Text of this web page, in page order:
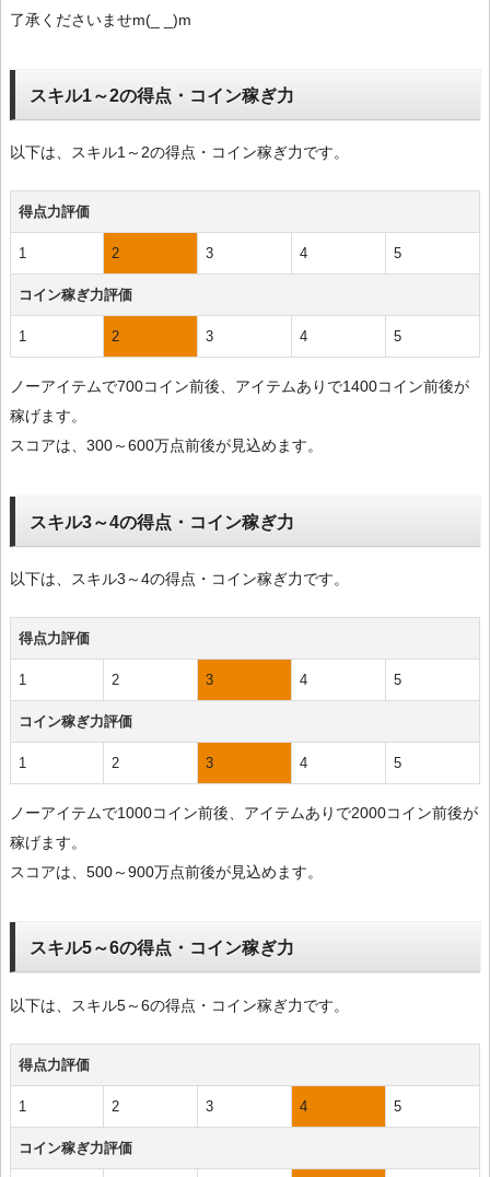
了承くださいませm(_ _)m
スキル1～2の得点・コイン稼ぎ力
以下は、スキル1～2の得点・コイン稼ぎ力です。
得点力評価
1 2 3 4 5
コイン稼ぎ力評価
1 2 3 4 5
ノーアイテムで700コイン前後、アイテムありで1400コイン前後が
稼げます。
スコアは、300～600万点前後が見込めます。
スキル3～4の得点・コイン稼ぎ力
以下は、スキル3～4の得点・コイン稼ぎ力です。
得点力評価
1 2 3 4 5
コイン稼ぎ力評価
1 2 3 4 5
ノーアイテムで1000コイン前後、アイテムありで2000コイン前後が
稼げます。
スコアは、500～900万点前後が見込めます。
スキル5～6の得点・コイン稼ぎ力
以下は、スキル5～6の得点・コイン稼ぎ力です。
得点力評価
1 2 3 4 5
コイン稼ぎ力評価